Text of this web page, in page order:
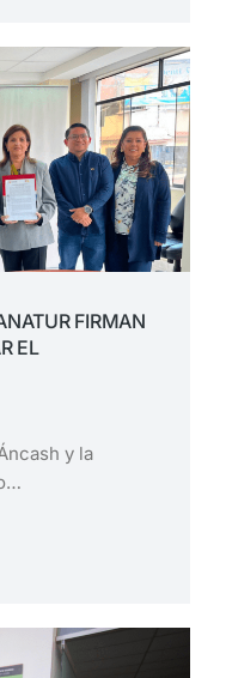
FIRMAN
EL
y la